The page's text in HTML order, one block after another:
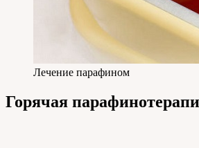
Лечение парафином
Горячая